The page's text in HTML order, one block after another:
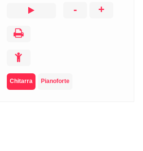
- +
Chitarra Pianoforte